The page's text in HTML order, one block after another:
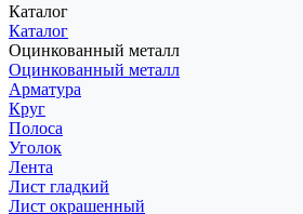
Каталог
Каталог
Оцинкованный металл
Оцинкованный металл
Арматура
Круг
Полоса
Уголок
Лента
Лист гладкий
Лист окрашенный